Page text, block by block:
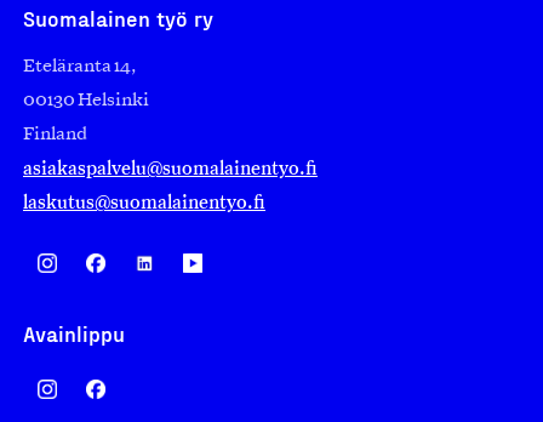
Suomalainen työ ry
Eteläranta 14,
00130 Helsinki
Finland
asiakaspalvelu@suomalainentyo.fi
laskutus@suomalainentyo.fi
Avainlippu